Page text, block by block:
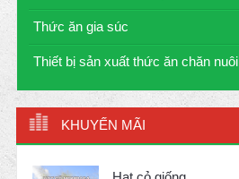
Thức ăn gia súc
Thiết bị sản xuất thức ăn chăn nuôi
KHUYẾN MÃI